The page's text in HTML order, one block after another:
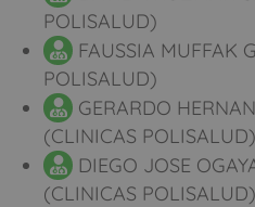
POLISALUD)
FAUSSIA MUFFAK
POLISALUD)
GERARDO
(CLINICAS POLISALUD)
DIEGO JOSE
(CLINICAS POLISALUD)